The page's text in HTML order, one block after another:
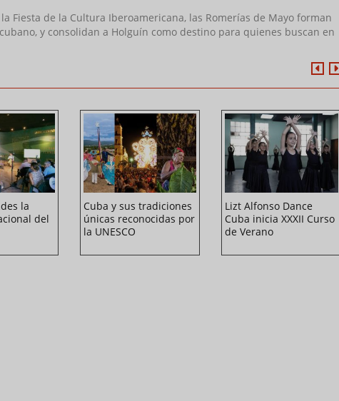
Fiesta de la Cultura Iberoamericana, las Romerías de Mayo forman
y consolidan a Holguín como destino para quienes buscan en
la
del
Cuba y sus tradiciones
únicas reconocidas por
la UNESCO
Lizt Alfonso Dance
Cuba inicia XXXII Curso
de Verano